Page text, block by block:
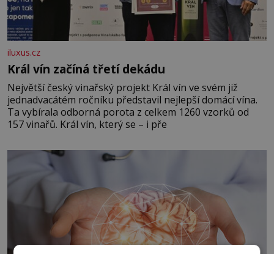
iluxus.cz
Král vín začíná třetí dekádu
Největší český vinařský projekt Král vín ve svém již
jednadvacátém ročníku představil nejlepší domácí vína.
Ta vybírala odborná porota z celkem 1260 vzorků od
157 vinařů. Král vín, který se – i pře